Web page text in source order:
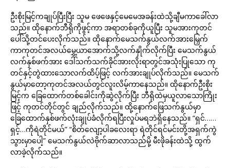
ဦးစိုးမြင့်ကချုပ်ပြီးပြီး သူမ ဖေဖေနှင့်မေမေအခန်းထဲသို့ချီမကာခေါ်လာ
သည်။ ထိုနောက်ဘီရိုကိုဖွင့်ကာ အရာတစ်ခုကိုယူပြီး သူမအားကုတင်
ပေါ်သို့တင်ပေးလိုက်သည်။ ထိုနောက်မေသက်နွယ်လက်အားမြှေက်
ကာကုတင်အလယ်မွှေ့ယာအောက်သို့လက်နှိုက်လိုက်ပြီး မေသက်နွယ်
လက်နှစ်ဖက်အား ဒေါ်သက်သက်ခိုင်အားလိုးရာတွင်အသုံးပြုသော ကု
တင်နှင့်တွဲထားသောလက်ထိပ့်ဖြင့် လက်အားချုပ်လိုက်သည်။ မေသက်
နွယ်မှာတော့ကုတင်အလယ်တွင်လူးလိမ့်ကာနေသည်။ ထိုနောက်ဦးစိုး
မြင့်က ခြေထောက်တစ်ခေါင်းကိုဆွဲလိုက်ပြီး ဘီရိုထဲမှယူလာသောကြိုး
ဖြင့် ကုတင်တိုင်တွင် ချည်လိုက်သည်။ ထို့နောက်ဖြေသက်နွယ်မှာ
ခြေထောက်နှစ်ဖက်လုံးချုပ်ခံလိုက်ရပြီးလှုပ်မရဘဲရှိနေသည်။ “ရှင်……
ရှင့်…ကိုရဲတိုင်မယ်” “စိတ်လျော့ပါခလေးရာ ရဲတိုင်ရင်မင်းတို့အရှက်ကွဲ
သွားမှာပေါ့” မေသက်နွယ်လဲဗိုက်ဆာလာသည်မို့ မီးဖိုခန်းထဲသို့ ထွက်
လာခဲ့လိုက်သည်။